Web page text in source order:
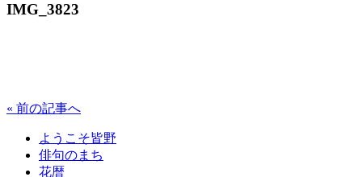
IMG_3823
« 前の記事へ
ようこそ皆野
俳句のまち
花暦